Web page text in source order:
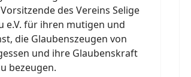
des Vereins Selige
e.V. für ihren mutigen und
die Glaubenszeugen von
und ihre Glaubenskraft
bezeugen.